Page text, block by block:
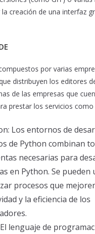
creación de una interfaz
por varias
distribuyen los editores
de las empresas que
prestar los servicios como
Los entornos de
de Python combinan
necesarias para
en Python. Se pueden
procesos que
y la eficiencia de los
El lenguaje de